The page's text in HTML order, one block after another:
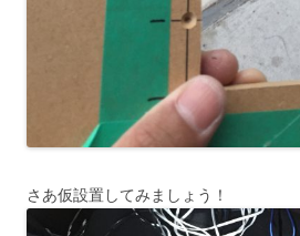
さあ仮設置してみましょう！